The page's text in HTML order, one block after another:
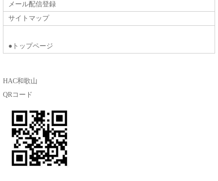
メール配信登録
サイトマップ
●トップページ
HAC和歌山
QRコード